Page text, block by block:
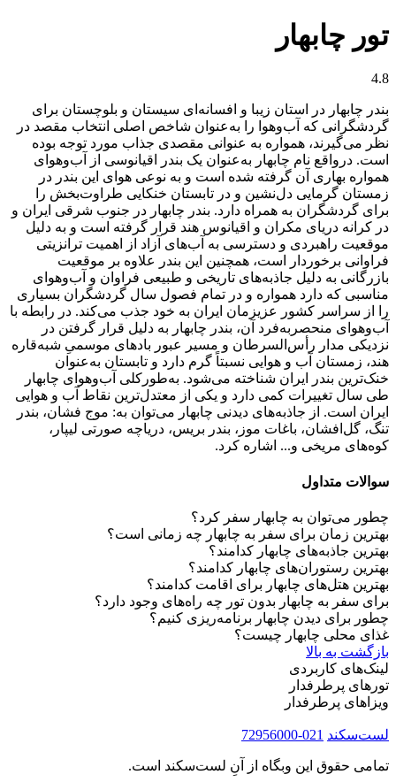
تور چابهار
4.8
بندر چابهار در استان زیبا و افسانه‌ای سیستان و بلوچستان برای
گردشگرانی که آب‌وهوا را به‌عنوان شاخص اصلی انتخاب مقصد در
نظر می‌گیرند، همواره به عنوانی مقصدی جذاب مورد توجه بوده
است. درواقع نام چابهار به‌عنوان یک بندر اقیانوسی از آب‌وهوای
همواره بهاری آن گرفته‌ شده است و به‌ نوعی هوای این بندر در
زمستان گرمایی دل‌نشین و در تابستان خنکایی طراوت‌بخش را
برای گردشگران به همراه دارد. بندر چابهار در جنوب شرقی ایران و
در کرانه دریای مکران و اقیانوس هند قرار گرفته است و به دلیل
موقعیت راهبردی و دسترسی به آب‌های آزاد از اهمیت ترانزیتی
فراوانی برخوردار است، همچنین این بندر علاوه بر موقعیت
بازرگانی به دلیل جاذبه‌های تاریخی و طبیعی فراوان و آب‌وهوای
مناسبی که دارد همواره و در تمام فصول سال گردشگران بسیاری
را از سراسر کشور عزیزمان ایران به خود جذب می‌کند. در رابطه با
آب‌وهوای منحصربه‌فرد آن، بندر چابهار به دلیل قرار گرفتن در
نزدیکی مدار رأس‌السرطان و مسیر عبور بادهای موسمیِ شبه‌قاره
هند، زمستان آب و هوایی نسبتاً گرم دارد و تابستان به‌عنوان
خنک‌ترین بندر ایران شناخته می‌شود. به‌طورکلی آب‌وهوای چابهار
طی سال تغییرات کمی دارد و یکی از معتدل‌ترین نقاط آب و هوایی
ایران است. از جاذبه‌های دیدنی چابهار می‌توان به: موج فشان، بندر
تنگ، گل‌افشان، باغات موز، بندر بریس، دریاچه صورتی لیپار،
کوه‌های مریخی و... اشاره کرد.
سوالات متداول
چطور می‌توان به چابهار سفر کرد؟
بهترین زمان برای سفر به چابهار چه زمانی است؟
بهترین جاذبه‌های چابهار کدامند؟
بهترین رستوران‌های چابهار کدامند؟
بهترین هتل‌های چابهار برای اقامت کدامند؟
برای سفر به چابهار بدون تور چه راه‌های وجود دارد؟
چطور برای دیدن چابهار برنامه‌ریزی کنیم؟
غذای محلی چابهار چیست؟
بازگشت به بالا
لینک‌های کاربردی
تورهای پرطرفدار
ویزاهای پرطرفدار
لست‌سکند 021-72956000
تمامی حقوق این وبگاه از آنِ لست‌سکند است.